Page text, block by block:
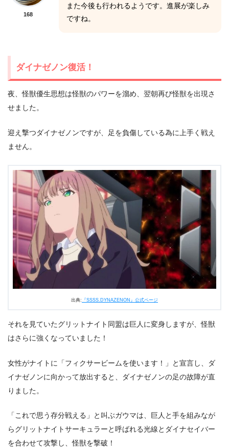
168
また今後も行われるようです。進展が楽しみ
ですね。
ダイナゼノン復活！
夜、怪獣優生思想は怪獣のパワーを溜め、翌朝再び怪獣を出現さ
せました。
迎え撃つダイナゼノンですが、足を負傷している為に上手く戦え
ません。
出典: 『SSSS.DYNAZENON』公式ページ
それを見ていたグリットナイト同盟は巨人に変身しますが、怪獣
はさらに強くなっていました！
女性がナイトに「フィクサービームを使います！」と宣言し、ダ
イナゼノンに向かって放出すると、ダイナゼノンの足の故障が直
りました。
「これで思う存分戦える」と叫ぶガウマは、巨人と手を組みなが
らグリットナイトサーキュラーと呼ばれる光線とダイナセイバー
を合わせて攻撃し、怪獣を撃破！